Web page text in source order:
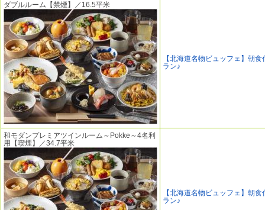
ダブルルーム【禁煙】／16.5平米
【北海道名物ビュッフェ】朝食
ラン♪
和モダンプレミアツインルーム～Pokke～4名利
用【喫煙】／34.7平米
【北海道名物ビュッフェ】朝食
ラン♪